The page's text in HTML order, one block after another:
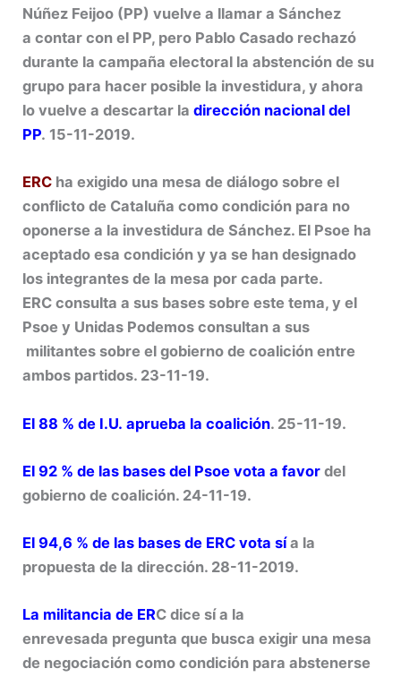
Núñez Feijoo (PP) vuelve a llamar a Sánchez
a contar con el PP, pero Pablo Casado rechazó
durante la campaña electoral la abstención de su
grupo para hacer posible la investidura, y ahora
lo vuelve a descartar ladirección nacional del
PP. 15-11-2019.
ERC ha exigido una mesa de diálogo sobre el
conflicto de Cataluña como condición para no
oponerse a la investidura de Sánchez. El Psoe ha
aceptado esa condición y ya se han designado
los integrantes de la mesa por cada parte.
ERC consulta a sus bases sobre este tema, y el
Psoe y Unidas Podemos consultan a sus
militantes sobre el gobierno de coalición entre
ambos partidos. 23-11-19.
El 88 % de I.U. aprueba la coalición. 25-11-19.
El 92 % de las bases del Psoe vota a favor del
gobierno de coalición. 24-11-19.
El 94,6 % de las bases de ERC vota sía la
propuesta de la dirección. 28-11-2019.
La militancia de ERC dice sí a la
enrevesada pregunta que busca exigir una mesa
de negociación como condición para abstenerse